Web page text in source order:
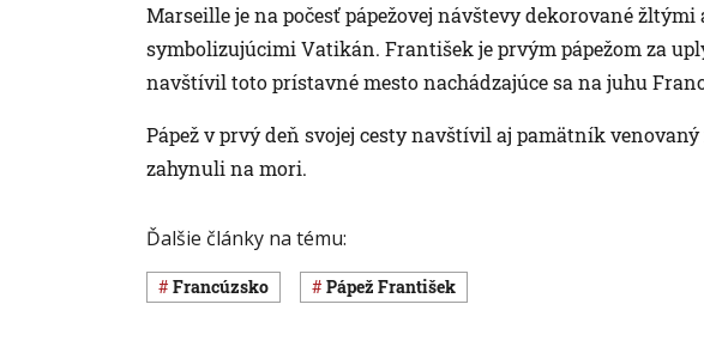
Marseille je na počesť pápežovej návštevy dekorované
symbolizujúcimi Vatikán. František je prvým pápežom za
navštívil toto prístavné mesto nachádzajúce sa na juhu
Pápež v prvý deň svojej cesty navštívil aj pamätník
zahynuli na mori.
Ďalšie články na tému:
Francúzsko pápež František